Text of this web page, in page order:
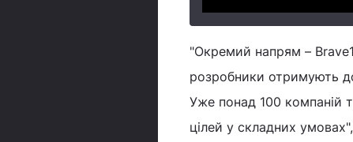
"Окремий напрям –
розробники отримують
Уже понад 100 компаній
цілей у складних